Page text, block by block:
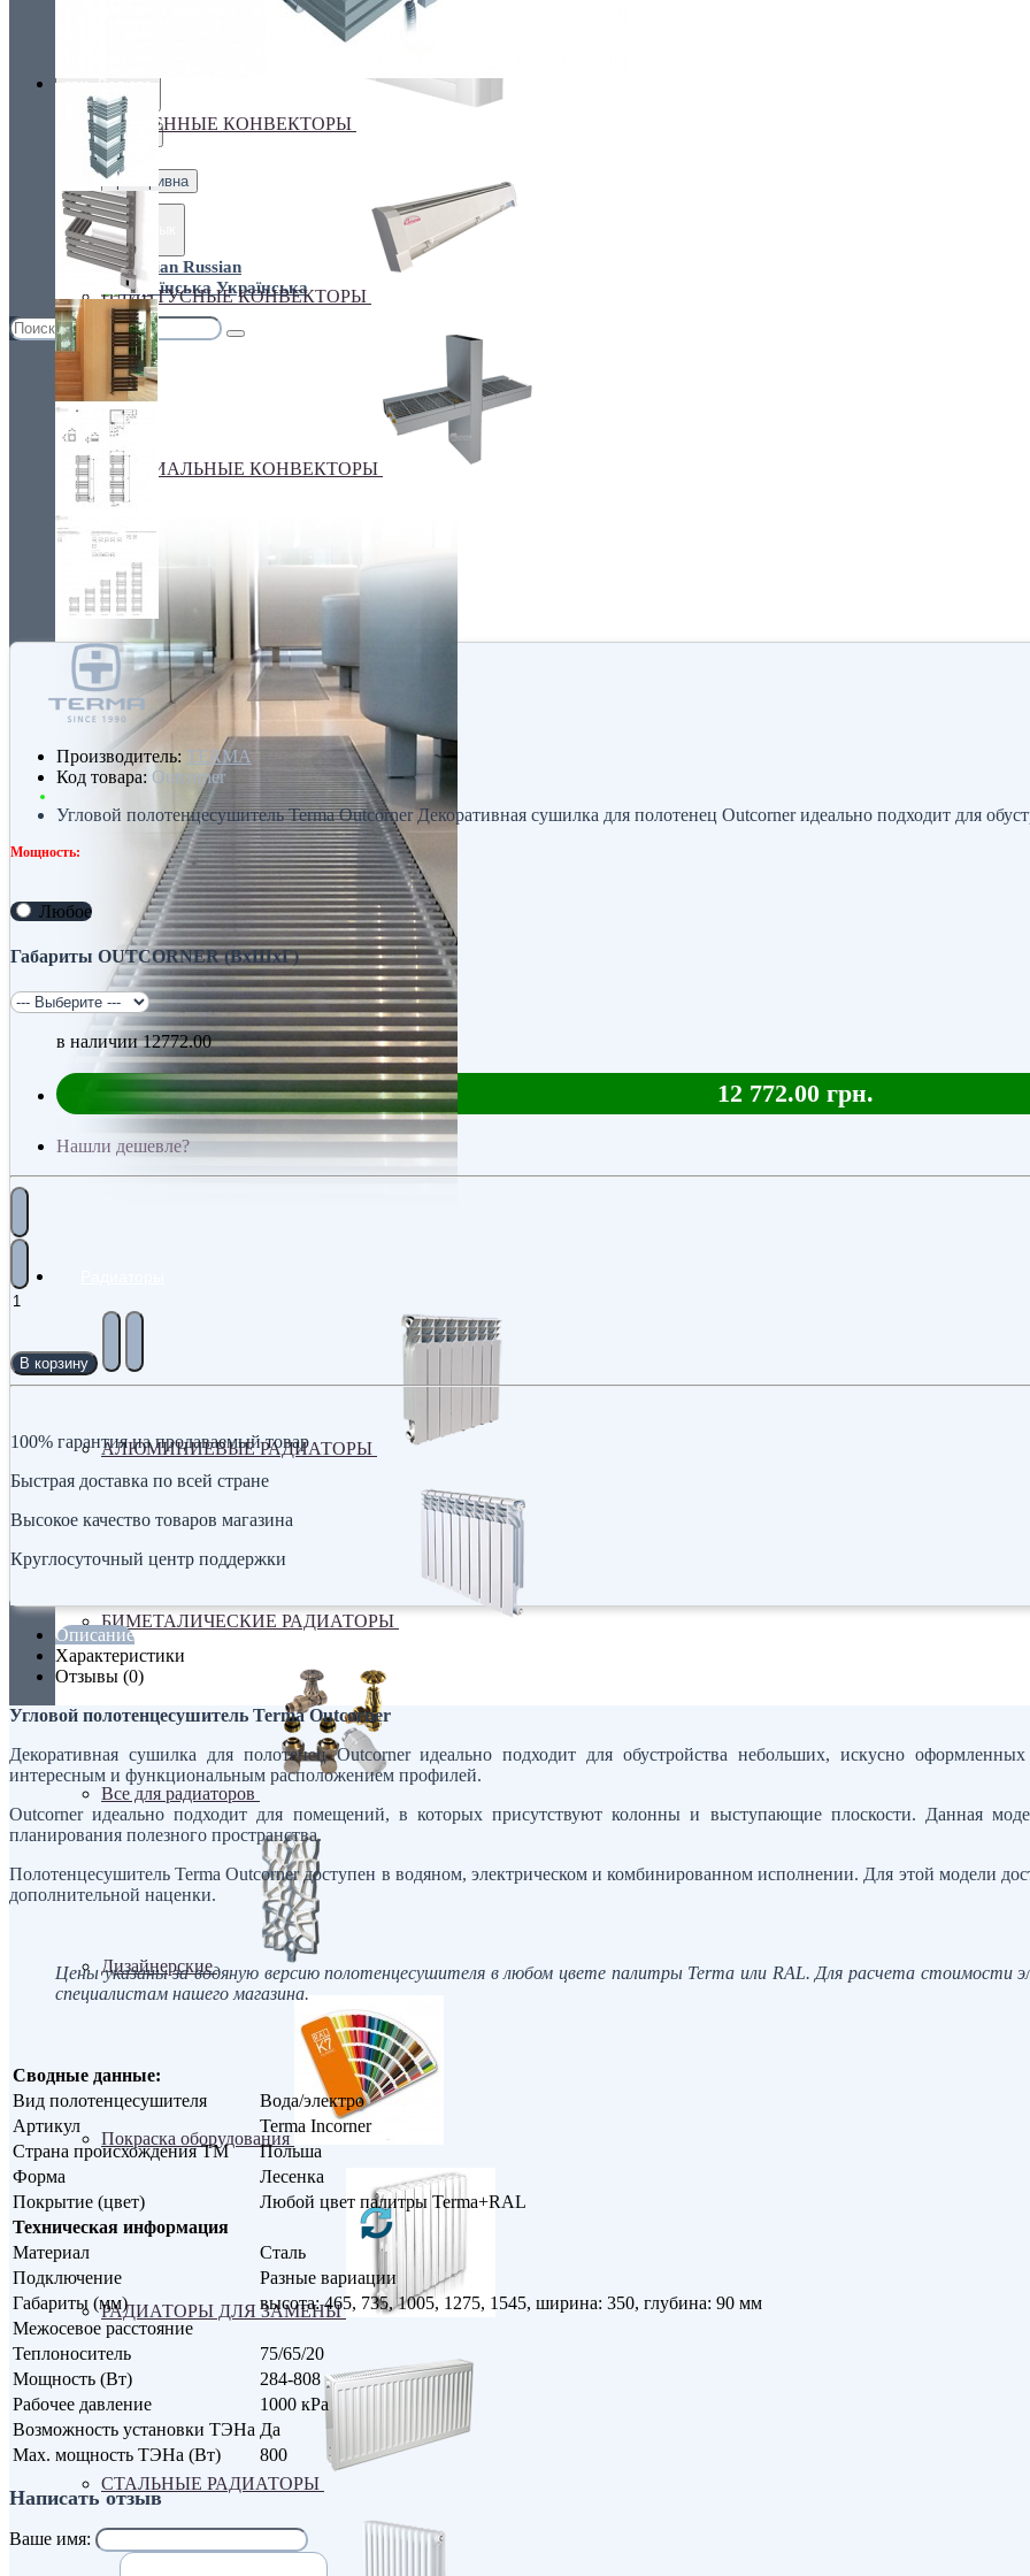
Украина, г.Киев. ул. Кирилловская,160А
€ Euro
грн. Гривна
Russian
Українська
НАСТЕННЫЕ КОНВЕКТОРЫ
ПЛИНТУСНЫЕ КОНВЕКТОРЫ
СПЕЦИАЛЬНЫЕ КОНВЕКТОРЫ
АЛЮМИНИЕВЫЕ РАДИАТОРЫ
БИМЕТАЛИЧЕСКИЕ РАДИАТОРЫ
Все для радиаторов
Дизайнерские
Покраска оборудования
РАДИАТОРЫ ДЛЯ ЗАМЕНЫ
СТАЛЬНЫЕ РАДИАТОРЫ
Производитель: TERMA
Код товара: Outcorner
Угловой полотенцесушитель Terma Outcorner Декоративная сушилка для полотенец Outcorner идеально подходит для
Мощность:
Любое
Габариты OUTCORNER (ВхШхГ)
в наличии12772.00
12 772.00 грн.
Нашли дешевле?
В корзину
100% гарантия на продаваемый товар
Быстрая доставка по всей стране
Высокое качество товаров магазина
Круглосуточный центр поддержки
Описание
Характеристики
Отзывы (0)
Угловой полотенцесушитель Terma Outcorner
Декоративная сушилка для полотенец Outcorner идеально подходит для обустройства небольших, искусно
интересным и функциональным расположением профилей.
Outcorner идеально подходит для помещений, в которых присутствуют колонны и выступающие плоскости. Данная
планирования полезного пространства.
Полотенцесушитель Terma Outcorner доступен в водяном, электрическом и комбинированном исполнении. Для этой модели
дополнительной наценки.
Цены указаны за водяную версию полотенцесушителя в любом цвете палитры Terma или RAL. Для расчета стоимости
специалистам нашего магазина.
Сводные данные:
Вид полотенцесушителя
Вода/электро
Артикул
Terma Incorner
Страна происхождения ТМ
Польша
Форма
Лесенка
Покрытие (цвет)
Любой цвет палитры Terma+RAL
Техническая информация
Материал
Сталь
Подключение
Разные вариации
Габариты (мм)
высота: 465, 735, 1005, 1275, 1545, ширина: 350, глубина: 90 мм
Межосевое расстояние
Теплоноситель
75/65/20
Мощность (Вт)
284-808
Рабочее давление
1000 кРа
Возможность установки ТЭНа Да
Max. мощность ТЭНа (Вт)
800
Написать отзыв
Ваше имя: